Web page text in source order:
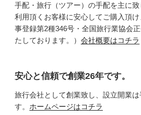
手配・旅行（ツアー）の手配を主に
利用頂くお客様に安心してご購入頂
事登録第2種346号・全国旅行業協会
たしております。） 会社概要はコチラ
安心と信頼で創業26年です。
旅行会社として創業致し、設立開業
す。 ホームページはコチラ